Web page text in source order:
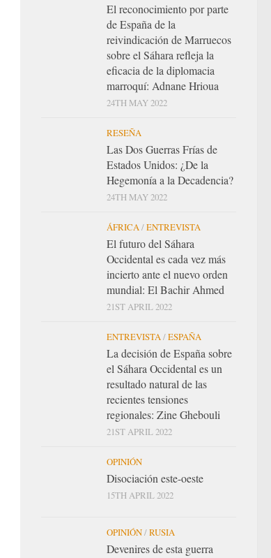
El reconocimiento por parte
de España de la
reivindicación de Marruecos
sobre el Sáhara refleja la
eficacia de la diplomacia
marroquí: Adnane Hrioua
24TH MAY 2022
RESEÑA
Las Dos Guerras Frías de
Estados Unidos: ¿De la
Hegemonía a la Decadencia?
24TH MAY 2022
ÁFRICA/ENTREVISTA
El futuro del Sáhara
Occidental es cada vez más
incierto ante el nuevo orden
mundial: El Bachir Ahmed
21ST APRIL 2022
ENTREVISTA/ESPAÑA
La decisión de España sobre
el Sáhara Occidental es un
resultado natural de las
recientes tensiones
regionales: Zine Ghebouli
21ST APRIL 2022
OPINIÓN
Disociación este-oeste
15TH APRIL 2022
OPINIÓN/RUSIA
Devenires de esta guerra